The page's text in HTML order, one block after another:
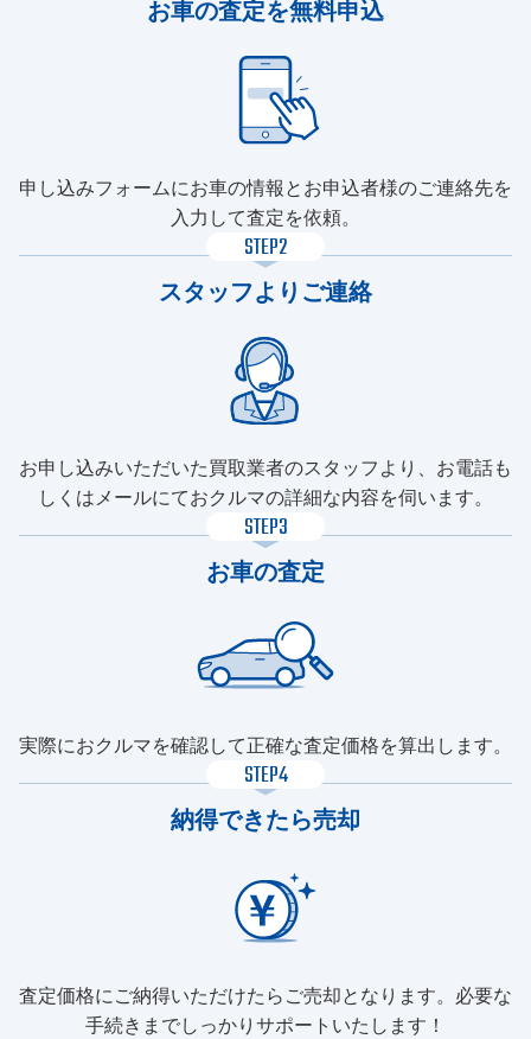
お車の査定を無料申込
申し込みフォームにお車の情報とお申込者様のご連絡先を
入力して査定を依頼。
STEP2
スタッフよりご連絡
お申し込みいただいた買取業者のスタッフより、お電話も
しくはメールにておクルマの詳細な内容を伺います。
STEP3
お車の査定
実際におクルマを確認して正確な査定価格を算出します。
STEP4
納得できたら売却
査定価格にご納得いただけたらご売却となります。必要な
手続きまでしっかりサポートいたします！